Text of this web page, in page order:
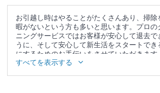
お引越し時はやることがたくさんあり、掃除
暇がないという方も多いと思います。プロの
ニングサービスではお客様が安心して退去で
うに、そして安心して新生活をスタートでき
にするためのお手伝いをさせていただきます
▼表示価格に含まれる戸建て・一軒家クリー
の作業範囲
すべてを表示する